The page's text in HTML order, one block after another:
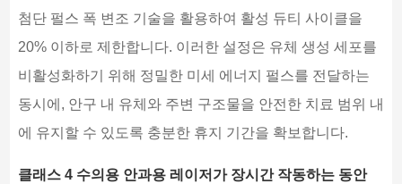
첨단 펄스 폭 변조 기술을 활용하여 활성 듀티 사이클을
20% 이하로 제한합니다. 이러한 설정은 유체 생성 세포를
비활성화하기 위해 정밀한 미세 에너지 펄스를 전달하는
동시에, 안구 내 유체와 주변 구조물을 안전한 치료 범위 내
에 유지할 수 있도록 충분한 휴지 기간을 확보합니다.
클래스 4 수의용 안과용 레이저가 장시간 작동하는 동안